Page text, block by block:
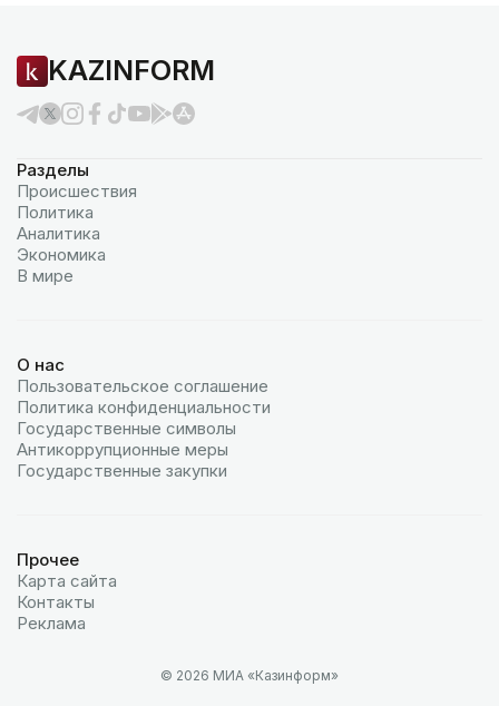
KAZINFORM
Разделы
Происшествия
Политика
Аналитика
Экономика
В мире
О нас
Пользовательское соглашение
Политика конфиденциальности
Государственные символы
Антикоррупционные меры
Государственные закупки
Прочее
Карта сайта
Контакты
Реклама
© 2026 МИА «Казинформ»